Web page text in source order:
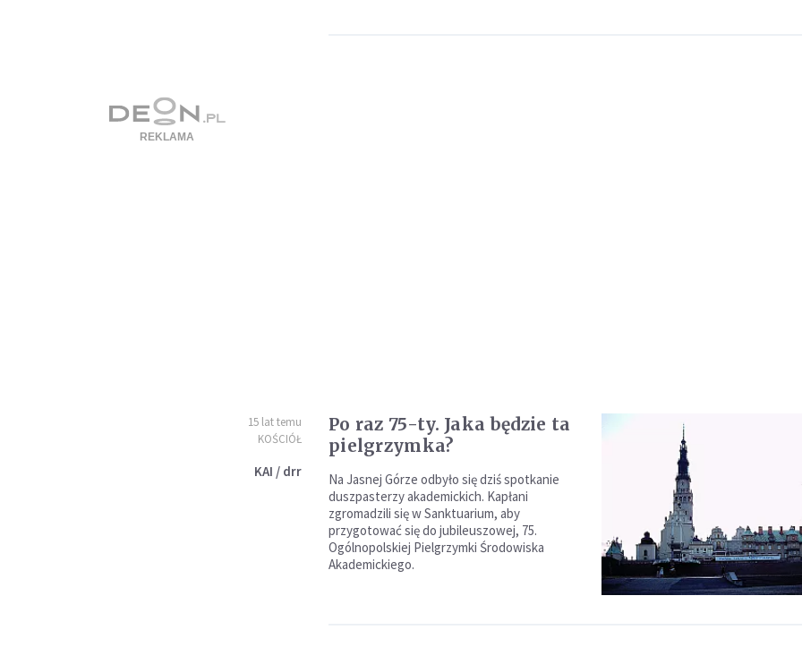
15 lat temu
KOŚCIÓŁ
KAI / drr
Po raz 75-ty. Jaka będzie ta
pielgrzymka?
Na Jasnej Górze odbyło się dziś spotkanie
duszpasterzy akademickich. Kapłani
zgromadzili się w Sanktuarium, aby
przygotować się do jubileuszowej, 75.
Ogólnopolskiej Pielgrzymki Środowiska
Akademickiego.